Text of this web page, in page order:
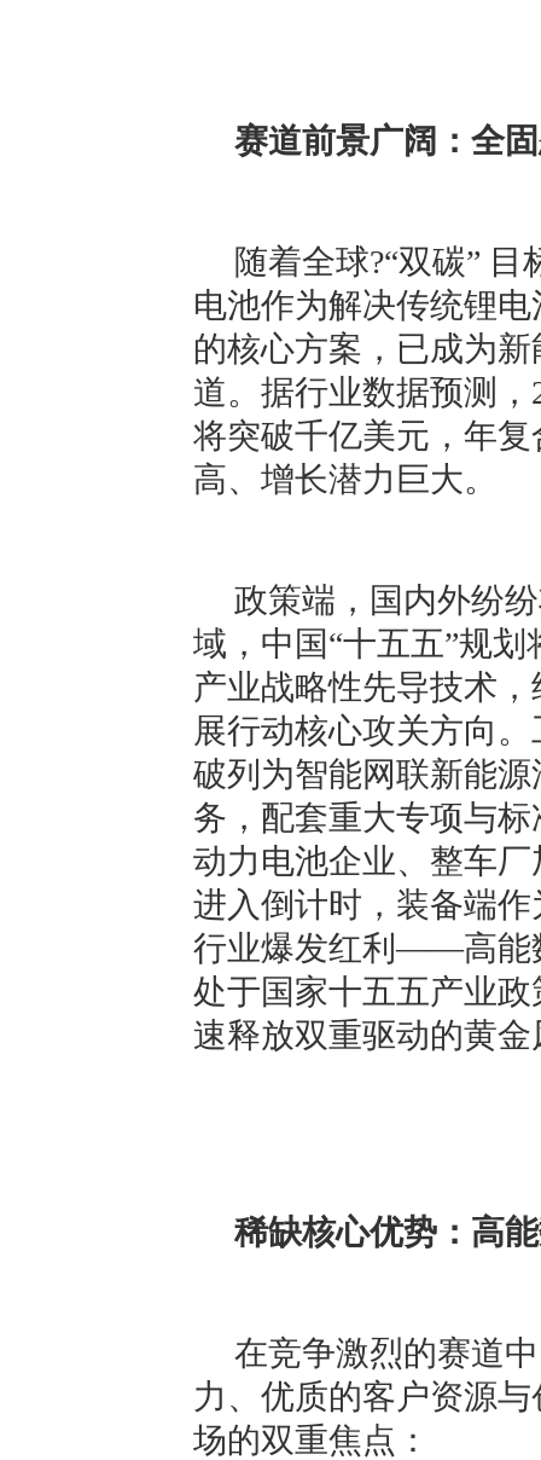
赛道前景广阔：全
随着全球?“双碳”
电池作为解决传统锂
的核心方案，已成为
道。据行业数据预测
将突破千亿美元，年
高、增长潜力巨大。
政策端，国内外纷
域，中国“十五五”规
产业战略性先导技术
展行动核心攻关方向
破列为智能网联新能
务，配套重大专项与
动力电池企业、整车
进入倒计时，装备端
行业爆发红利——高能
处于国家十五五产业
速释放双重驱动的黄金
稀缺核心优势：高
在竞争激烈的赛道
力、优质的客户资源
场的双重焦点：